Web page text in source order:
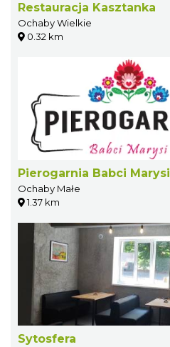
Restauracja Kasztanka
Ochaby Wielkie
0.32 km
Pierogarnia Babci Marysi
Ochaby Małe
1.37 km
Sytosfera